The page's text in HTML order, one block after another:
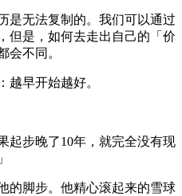
是无法复制的。我们可以通过
但是，如何去走出自己的「价
会不同。
越早开始越好。
起步晚了10年，就完全没有现
的脚步。他精心滚起来的雪球